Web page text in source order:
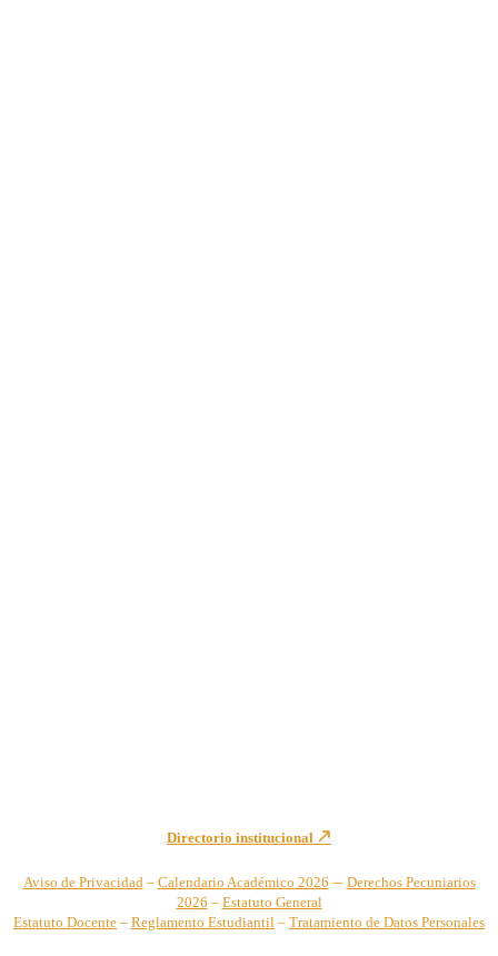
Directorio institucional
Aviso de Privacidad – Calendario Académico 2026 – Derechos Pecuniarios
2026 – Estatuto General
Estatuto Docente – Reglamento Estudiantil – Tratamiento de Datos Personales